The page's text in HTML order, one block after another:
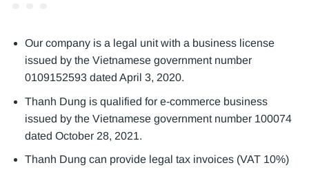
Our company is a legal unit with a business license
issued by the Vietnamese government number
0109152593 dated April 3, 2020.
Thanh Dung is qualified for e-commerce business
issued by the Vietnamese government number 100074
dated October 28, 2021.
Thanh Dung can provide legal tax invoices (VAT 10%)